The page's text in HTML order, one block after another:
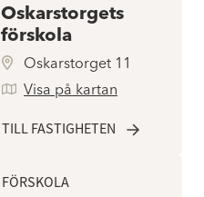
Oskarstorgets
förskola
Oskarstorget 11
Visa på kartan
TILL FASTIGHETEN
FÖRSKOLA